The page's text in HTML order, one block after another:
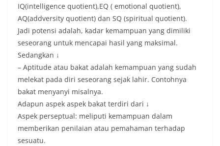
IQ(intelligence quotient),EQ ( emotional quotient),
AQ(addversity quotient) dan SQ (spiritual quotient).
Jadi potensi adalah, kadar kemampuan yang dimiliki
seseorang untuk mencapai hasil yang maksimal.
Sedangkan ↓
– Aptitude atau bakat adalah kemampuan yang sudah
melekat pada diri seseorang sejak lahir. Contohnya
bakat menyanyi misalnya.
Adapun aspek aspek bakat terdiri dari ↓
Aspek perseptual: meliputi kemampuan dalam
memberikan penilaian atau pemahaman terhadap
sesuatu.